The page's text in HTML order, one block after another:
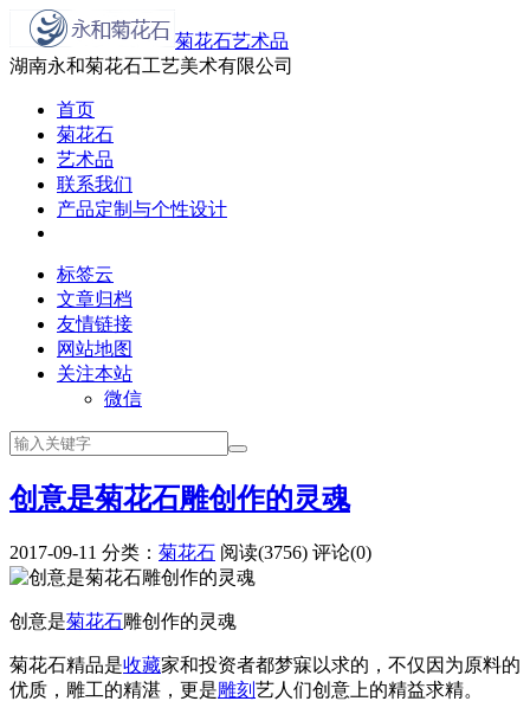
菊花石艺术品
湖南永和菊花石工艺美术有限公司
首页
菊花石
艺术品
联系我们
产品定制与个性设计
标签云
文章归档
友情链接
网站地图
关注本站
微信
创意是菊花石雕创作的灵魂
2017-09-11 分类： 菊花石 阅读(3756) 评论(0)
创意是菊花石雕创作的灵魂
菊花石精品是收藏家和投资者都梦寐以求的，不仅因为原料的
优质，雕工的精湛，更是雕刻 艺人们创意上的精益求精。